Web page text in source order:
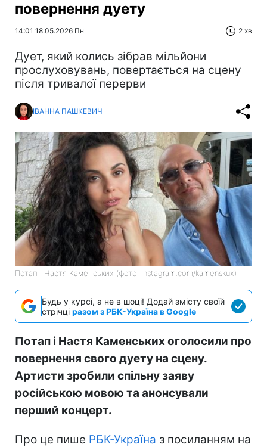
повернення дуету
14:01 18.05.2026 Пн 2 хв
Дует, який колись зібрав мільйони
прослуховувань, повертається на сцену
після тривалої перерви
ІВАННА ПАШКЕВИЧ
Потап і Настя Каменських (фото: instagram.com/kamenskux)
Будь у курсі, а не в шоці! Додай змісту своїй
стрічці разом з РБК-Україна в Google
Потап і Настя Каменських оголосили про
повернення свого дуету на сцену.
Артисти зробили спільну заяву
російською мовою та анонсували
перший концерт.
Про це пише РБК-Україна з посиланням на